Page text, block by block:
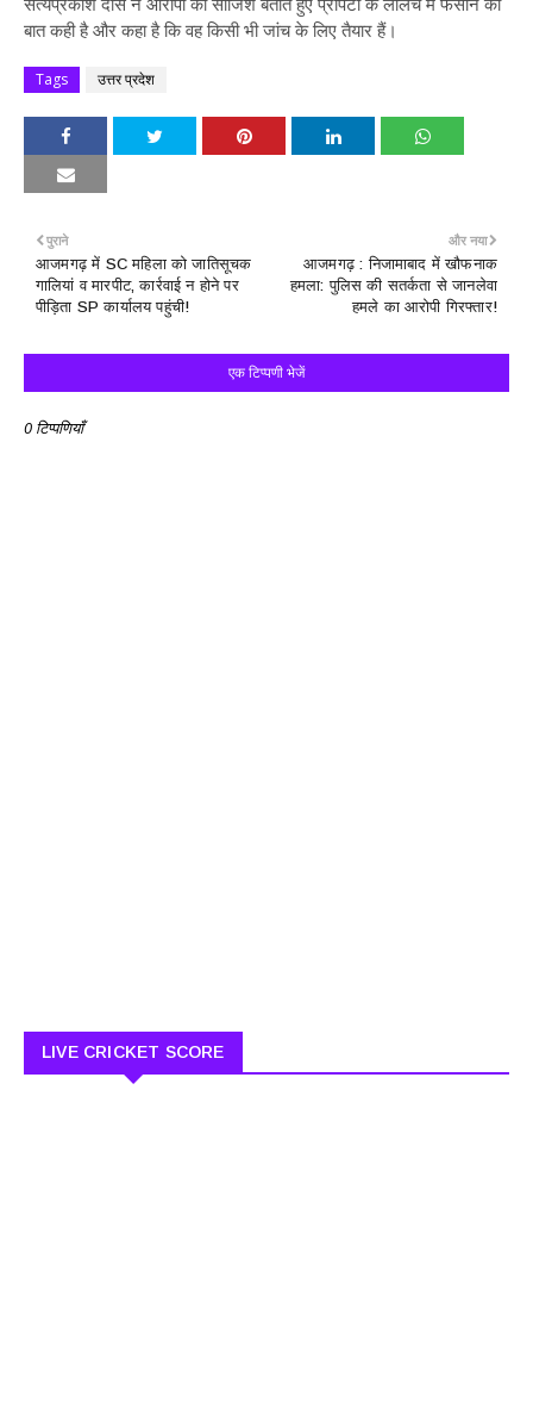
बात कही है और कहा है कि वह किसी भी जांच के लिए तैयार हैं।
Tags उत्तर प्रदेश
और नया
आजमगढ़ : निजामाबाद में खौफनाक
हमला: पुलिस की सतर्कता से जानलेवा
हमले का आरोपी गिरफ्तार!
पुराने
आजमगढ़ में SC महिला को जातिसूचक
गालियां व मारपीट, कार्रवाई न होने पर
पीड़िता SP कार्यालय पहुंची!
एक टिप्पणी भेजें
0 टिप्पणियाँ
LIVE CRICKET SCORE